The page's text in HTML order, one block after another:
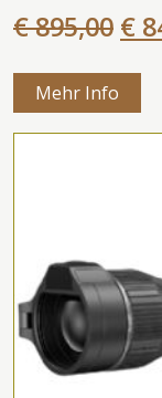
€ 895,00 €
Mehr Info